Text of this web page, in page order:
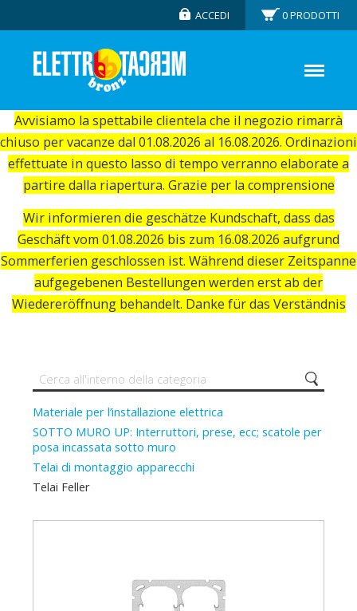
Avvisiamo la spettabile clientela che il negozio rimarrà
chiuso per vacanze dal 01.08.2026 al 16.08.2026. Ordinazioni
effettuate in questo lasso di tempo verranno elaborate a
partire dalla riapertura. Grazie per la comprensione
Wir informieren die geschätze Kundschaft, dass das
Geschäft vom 01.08.2026 bis zum 16.08.2026 aufgrund
Sommerferien geschlossen ist. Während dieser Zeitspanne
aufgegebenen Bestellungen werden erst ab der
Wiedereröffnung behandelt. Danke für das Verständnis
ACCEDI 0PRODOTTI
Materiale per l’installazione elettrica
SOTTO MURO UP: Interruttori, prese, ecc; scatole per
posa incassata sotto muro
Telai di montaggio apparecchi
Telai Feller